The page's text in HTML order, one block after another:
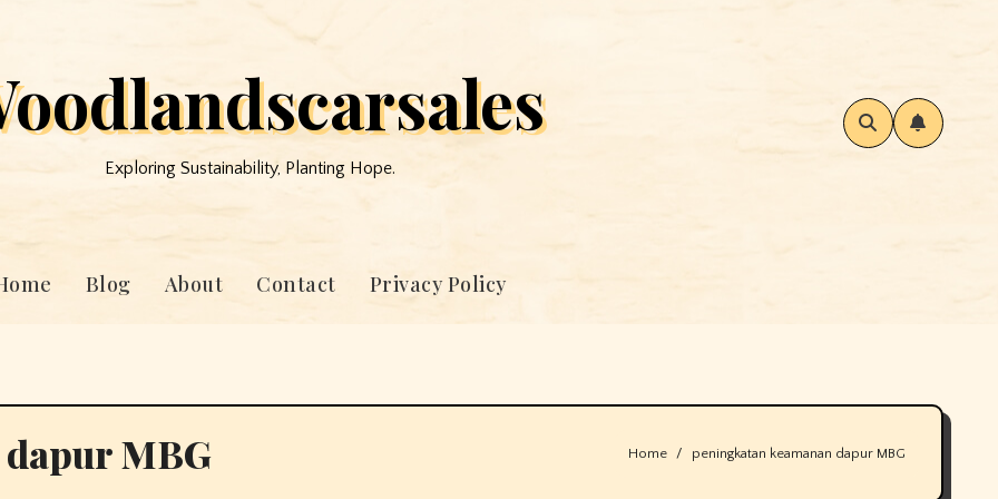
Exploring Sustainability, Planting Hope.
Blog About Contact Privacy Policy
MBG Home peningkatan keamanan dapur MBG